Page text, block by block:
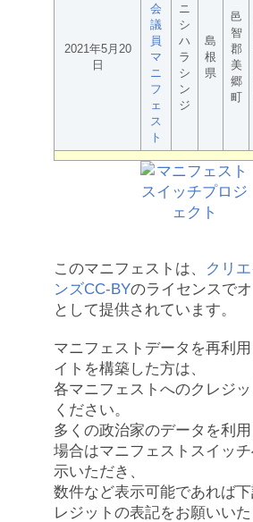
2021年5月20
日
会
議
員
マ
ニ
フ
ェ
ス
ト
ニ
シ
ハ
ラ
シ
ン
ジ
島
根
県
邑
智
郡
美
郷
町
このマニフェストは、
クリ
ンズCC-BYのライセンスで
として提供されています。
マニフェストデータを再利
イトを構築した方は、
各マニフェストへのクレジ
ください。
多くの政治家のデータを利
場合はマニフェストスイッ
示いただき、
数件など表示可能であれば
レジットの表記をお願いいた